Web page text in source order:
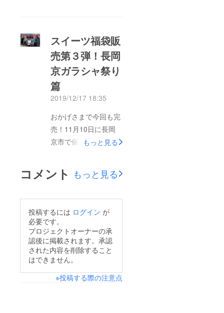
ばこの発言が私たちを
大きく成長させるきっ
かけとなったのではな
いでしょうか。販売の
当日、11月24日は先
で、みんなの寄せ書き
をまとめた色紙と先生
の一番好きなケーキの
ントしました。喜んで
もらえたので、何より
後ろの席からでした
が、撮れて良かっ
た…）私たちの活動が
NHKに…？！11月27
日のNHK京都「京のい
店での販売や、学校で
閉じるまでの全ての歴
史を、今後の展望を交
えて報告します。 日
時・場所令和元年12月
25日(水)午後3時～4
する可能性があります
市民交流プラザふくち
やま3階 市民交流ス
で気持ちを込めた報告
会にします！ぜひお越
スイーツ福袋販
売第３弾！長岡
京ガラシャ祭り
篇
2019/12/17 18:35
おかげさまで今回も完
売！11月10日に長岡
京市で催された「長岡
2019」に参加させて
いただきました！福知
は完売することができ
ました。なかなか売れ
行きが芳しくなかった
時など度々あったの
しています。キヨピー
もっと見る
コメント もっと見る
投稿するには ログイン が
必要です。
プロジェクトオーナーの承
認後に掲載されます。承認
された内容を削除すること
はできません。
※投稿する際の注意点